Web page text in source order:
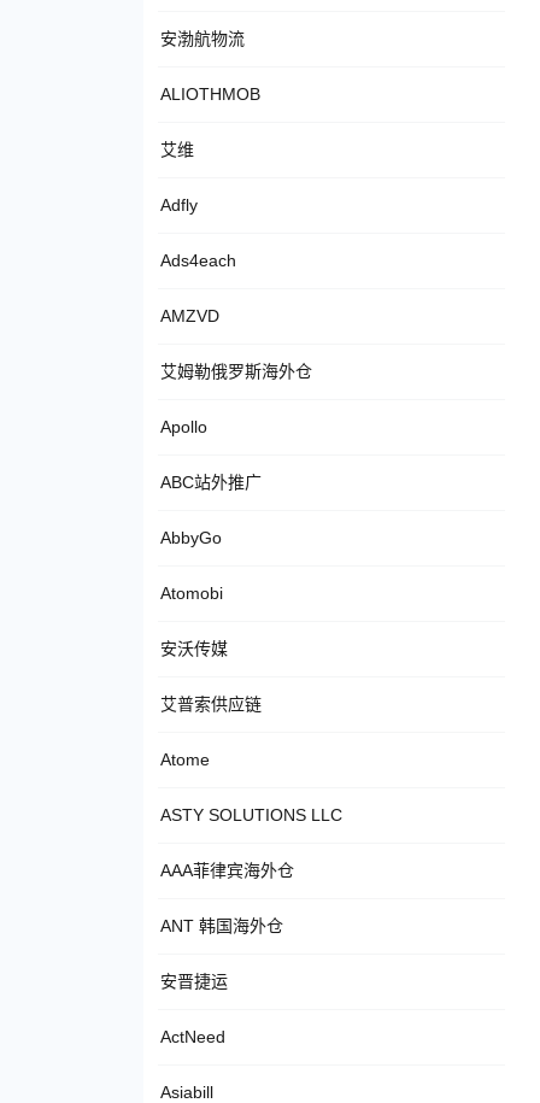
安渤航物流
ALIOTHMOB
艾维
Adfly
Ads4each
AMZVD
艾姆勒俄罗斯海外仓
Apollo
ABC站外推广
AbbyGo
Atomobi
安沃传媒
艾普索供应链
Atome
ASTY SOLUTIONS LLC
AAA菲律宾海外仓
ANT 韩国海外仓
安晋捷运
ActNeed
Asiabill